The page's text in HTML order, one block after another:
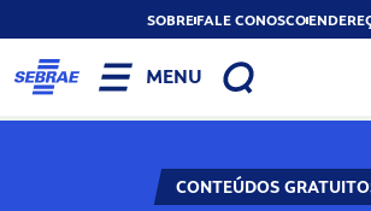
SOBREFALE CONOSCO
MENU
CONTEÚDOS